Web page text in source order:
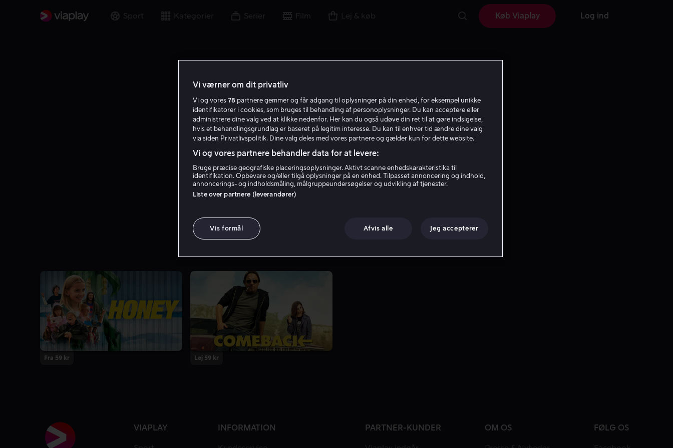
Sport Kategorier Serier Film Lej & køb Køb Viaplay Log ind
Natasha Arthy
Fra 59 kr Lej 59 kr
VIAPLAY INFORMATION PARTNER-KUNDER OM OS FØLG OS
Vi værner om dit privatliv
Vi og vores 78 partnere gemmer og får adgang til oplysninger på din enhed, for eksempel unikke
identifikatorer i cookies, som bruges til behandling af personoplysninger. Du kan acceptere eller
administrere dine valg ved at klikke nedenfor. Her kan du også udøve din ret til at gøre indsigelse,
hvis et behandlingsgrundlag er baseret på legitim interesse. Du kan til enhver tid ændre dine valg
via siden Privatlivspolitik. Dine valg deles med vores partnere og gælder kun for dette website.
Vi og vores partnere behandler data for at levere:
Bruge præcise geografiske placeringsoplysninger. Aktivt scanne enhedskarakteristika til
identifikation. Opbevare og/eller tilgå oplysninger på en enhed. Tilpasset annoncering og indhold,
annoncerings- og indholdsmåling, målgruppeundersøgelser og udvikling af tjenester.
Liste over partnere (leverandører)
Vis formål Afvis alle Jeg accepterer